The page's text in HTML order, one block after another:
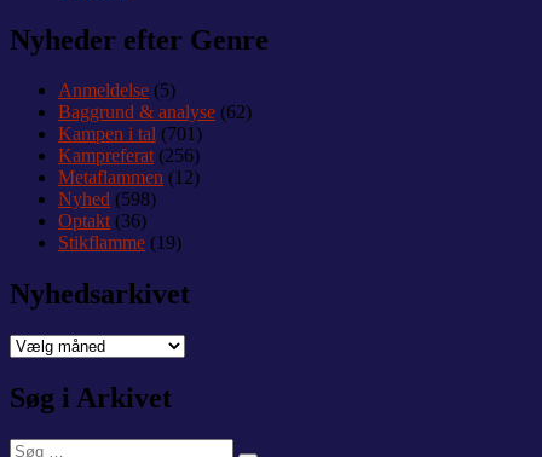
Nyheder efter Genre
Anmeldelse (5)
Baggrund & analyse (62)
Kampen i tal (701)
Kampreferat(256)
Metaflammen (12)
Nyhed (598)
Optakt(36)
Stikflamme (19)
Nyhedsarkivet
Nyhedsarkivet
Søg i Arkivet
Søg